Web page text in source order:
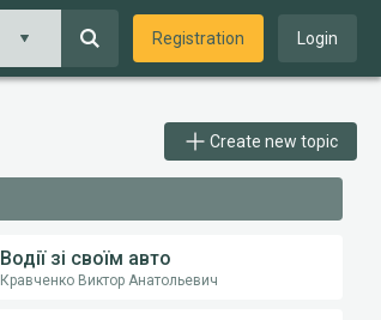
Registration Login
Create new topic
Водії зі своїм авто
Кравченко Виктор Анатольевич